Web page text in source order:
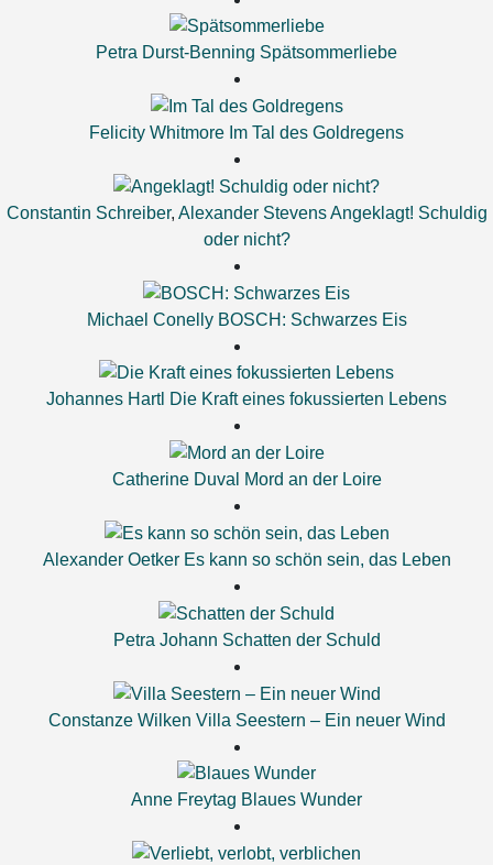
Petra Durst-Benning Spätsommerliebe
Felicity Whitmore Im Tal des Goldregens
Constantin Schreiber, Alexander Stevens Angeklagt! Schuldig
oder nicht?
Michael Conelly BOSCH: Schwarzes Eis
Johannes Hartl Die Kraft eines fokussierten Lebens
Catherine Duval Mord an der Loire
Alexander Oetker Es kann so schön sein, das Leben
Petra Johann Schatten der Schuld
Constanze Wilken Villa Seestern – Ein neuer Wind
Anne Freytag Blaues Wunder